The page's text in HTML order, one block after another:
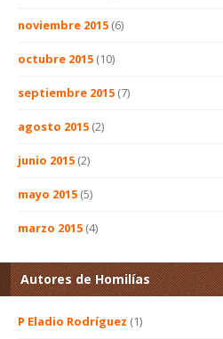
noviembre 2015 (6)
octubre 2015 (10)
septiembre 2015 (7)
agosto 2015 (2)
junio 2015 (2)
mayo 2015 (5)
marzo 2015 (4)
Autores de Homilías
P Eladio Rodríguez (1)